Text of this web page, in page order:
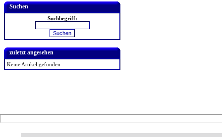
Suchen
Suchbegriff:
zuletzt angesehen
Keine Artikel gefunden